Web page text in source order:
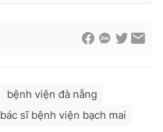
bệnh viện đà nẵng
bác sĩ bệnh viện bạch mai